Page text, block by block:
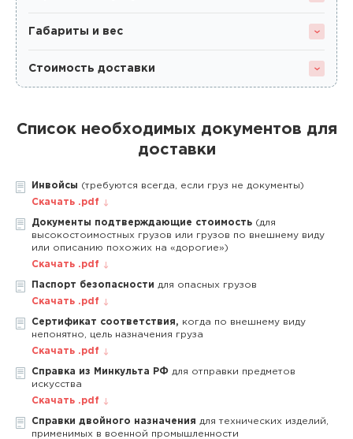
Габариты и вес
Стоимость доставки
Список необходимых документов для
доставки
Инвойсы (требуются всегда, если груз не документы)
Скачать .pdf
Документы подтверждающие стоимость (для
высокостоимостных грузов или грузов по внешнему виду
или описанию похожих на «дорогие»)
Скачать .pdf
Паспорт безопасности для опасных грузов
Скачать .pdf
Сертификат соответствия, когда по внешнему виду
непонятно, цель назначения груза
Скачать .pdf
Справка из Минкульта РФ для отправки предметов
искусства
Скачать .pdf
Справки двойного назначения для технических изделий,
применимых в военной промышленности